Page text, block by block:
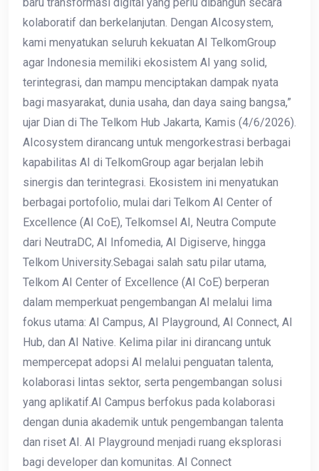
kolaboratif dan berkelanjutan. Dengan AIcosystem,
kami menyatukan seluruh kekuatan AI TelkomGroup
agar Indonesia memiliki ekosistem AI yang solid,
terintegrasi, dan mampu menciptakan dampak nyata
bagi masyarakat, dunia usaha, dan daya saing bangsa,”
ujar Dian di The Telkom Hub Jakarta, Kamis (4/6/2026).
AIcosystem dirancang untuk mengorkestrasi berbagai
kapabilitas AI di TelkomGroup agar berjalan lebih
sinergis dan terintegrasi. Ekosistem ini menyatukan
berbagai portofolio, mulai dari Telkom AI Center of
Excellence (AI CoE), Telkomsel AI, Neutra Compute
dari NeutraDC, AI Infomedia, AI Digiserve, hingga
Telkom University.Sebagai salah satu pilar utama,
Telkom AI Center of Excellence (AI CoE) berperan
dalam memperkuat pengembangan AI melalui lima
fokus utama: AI Campus, AI Playground, AI Connect, AI
Hub, dan AI Native. Kelima pilar ini dirancang untuk
mempercepat adopsi AI melalui penguatan talenta,
kolaborasi lintas sektor, serta pengembangan solusi
yang aplikatif.AI Campus berfokus pada kolaborasi
dengan dunia akademik untuk pengembangan talenta
dan riset AI. AI Playground menjadi ruang eksplorasi
bagi developer dan komunitas. AI Connect